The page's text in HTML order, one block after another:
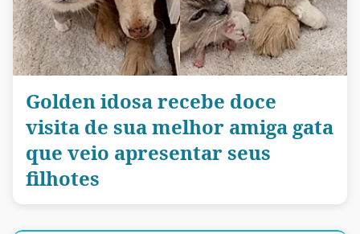
Golden idosa recebe doce
visita de sua melhor amiga gata
que veio apresentar seus
filhotes